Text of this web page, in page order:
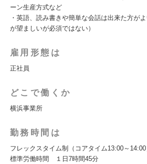
ーン生産方式など
・英語、読み書きや簡単な会話は出来た方が
が望ましいが必須ではない）
雇用形態は
正社員
どこで働くか
横浜事業所
勤務時間は
フレックスタイム制（コアタイム13:00～14:00
標準労働時間 １日7時間45分